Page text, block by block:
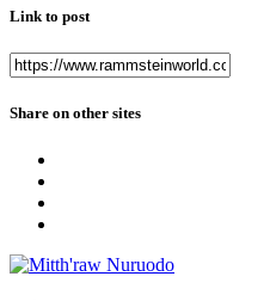
Link to post
Share on other sites